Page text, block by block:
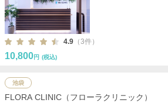
4.9 （3件）
10,800円 (税込)
池袋
FLORA CLINIC（フローラクリニック）